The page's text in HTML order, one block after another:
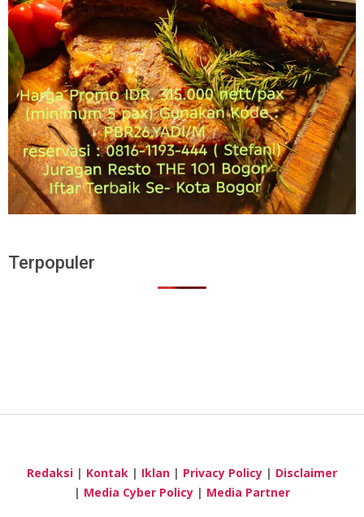
Terpopuler
Redaksi | Kontak | Iklan | Privacy Policy | Disclaimer
| Media Cyber Policy | Media Partner